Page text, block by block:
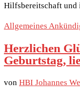
Hilfsbereitschaft und
Allgemeines
Herzlichen
Geburtstag,
von HBI Johannes